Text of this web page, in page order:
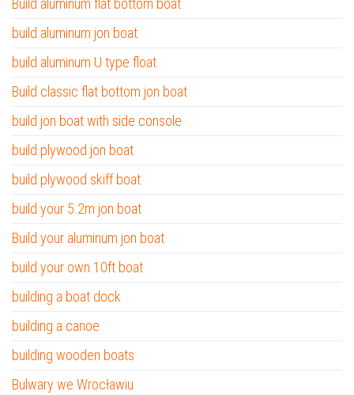
Build aluminum flat bottom boat
build aluminum jon boat
build aluminum U type float
Build classic flat bottom jon boat
build jon boat with side console
build plywood jon boat
build plywood skiff boat
build your 5.2m jon boat
Build your aluminum jon boat
build your own 10ft boat
building a boat dock
building a canoe
building wooden boats
Bulwary we Wrocławiu